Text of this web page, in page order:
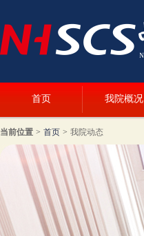
首页 我院概况
当前位置 > 首页 > 我院动态